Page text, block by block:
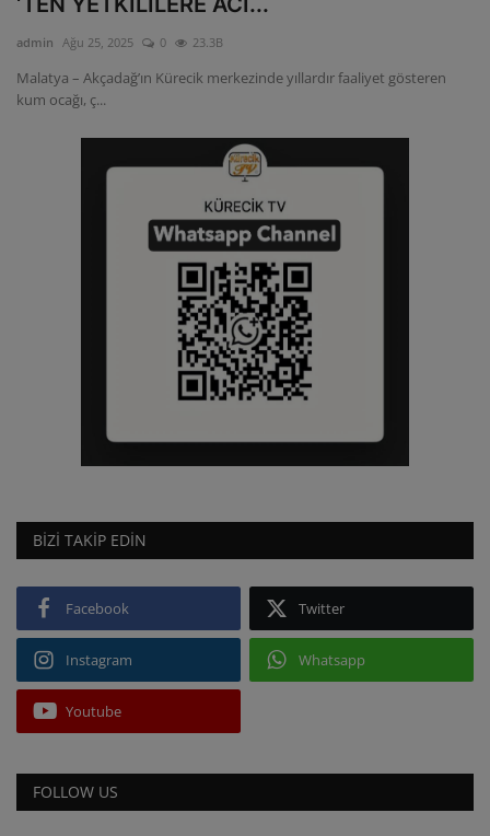
ULUSLARARASI
SAĞLIK VE YAŞAM TARZI
admin Ağu 25, 2025 0 23.3B
Malatya – Akçadağ’ın Kürecik merkezinde yıllardır faaliyet gösteren
kum ocağı, ç...
BIZI TAKIP EDIN
Facebook Twitter
Instagram Whatsapp
Youtube
FOLLOW US